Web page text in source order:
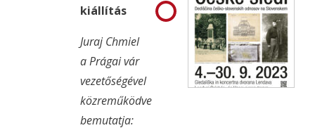
kiállítás
Juraj Chmiel
a Prágai vár
vezetőségével
közreműködve
bemutatja: